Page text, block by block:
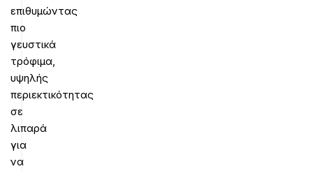
επιθυμώντας
πιο
γευστικά
τρόφιμα,
υψηλής
περιεκτικότητας
σε
λιπαρά
για
να